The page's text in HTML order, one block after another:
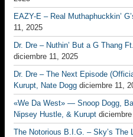
EAZY-E – Real Muthaphuckkin’
11, 2025
Dr. Dre – Nuthin’ But a G Thang
diciembre 11, 2025
Dr. Dre – The Next Episode
Kurupt, Nate Dogg diciembre 11,
«We Da West» — Snoop Dogg,
Nipsey Hustle, & Kurupt
The Notorious B.I.G. – Sky’s